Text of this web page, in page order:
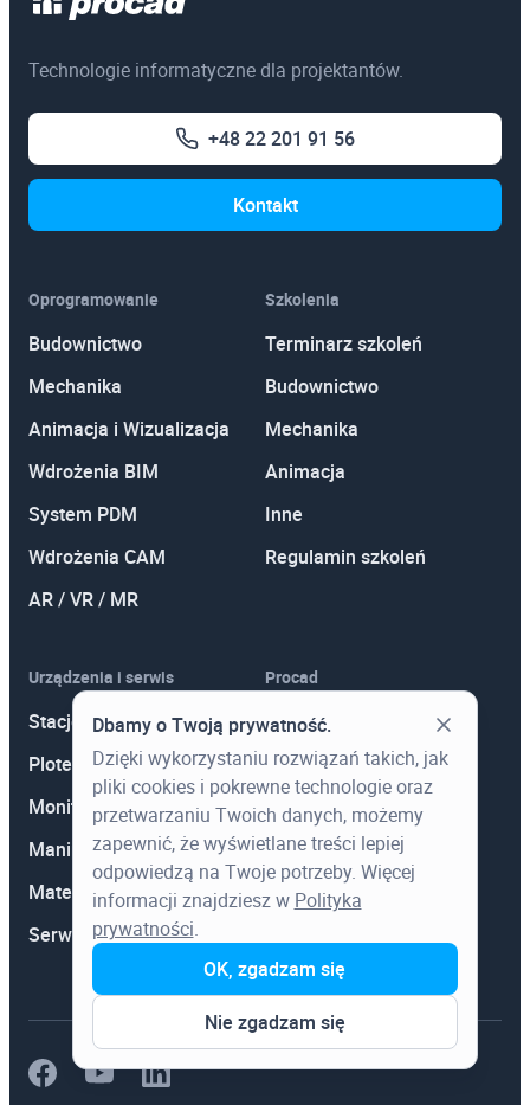
Technologie informatyczne dla projektantów.
+48 22 201 91 56
Kontakt
Oprogramowanie
Budownictwo
Mechanika
Animacja i Wizualizacja
Wdrożenia BIM
System PDM
Wdrożenia CAM
AR / VR / MR
Szkolenia
Terminarz szkoleń
Budownictwo
Mechanika
Animacja
Inne
Regulamin szkoleń
Urządzenia i serwis
Stacje robocze CAD
Plotery HP
Monitory
Manipulatory 3D
Materiały eksploatacyjne
Serwis
Procad
Kontakt
O nas
Polityka prywatności
Promocje
Aktualności
Dbamy o Twoją prywatność.
Dzięki wykorzystaniu rozwiązań takich, jak
pliki cookies i pokrewne technologie oraz
przetwarzaniu Twoich danych, możemy
zapewnić, że wyświetlane treści lepiej
odpowiedzą na Twoje potrzeby. Więcej
informacji znajdziesz w Polityka
prywatności.
Nie zgadzam się
OK, zgadzam się